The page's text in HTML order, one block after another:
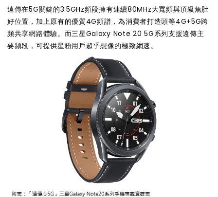
遠傳在5G關鍵的3.5GHz頻段擁有連續80MHz大寬頻與頂級魚肚
好位置，加上原有的優質4G頻譜，為消費者打造頭等4G+5G跨
頻共享網路體驗。而三星Galaxy Note 20 5G系列支援遠傳主
要頻段，可提供星粉用戶超乎想像的極致網速。